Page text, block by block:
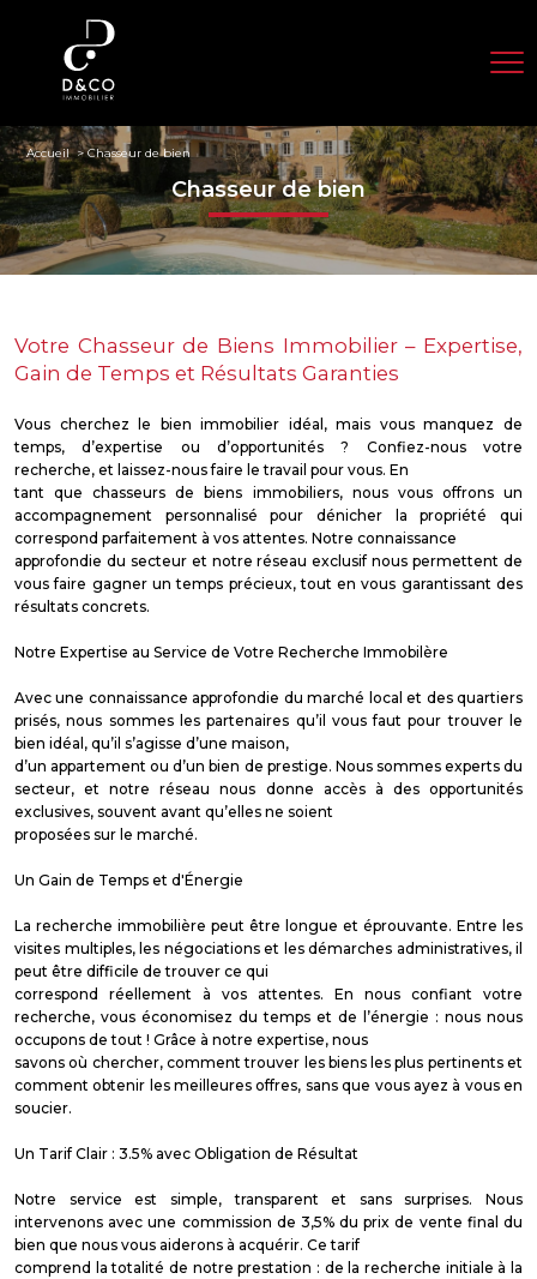
Accueil Chasseur de bien
Chasseur de bien
Votre Chasseur de Biens Immobilier – Expertise,
Gain de Temps et Résultats Garanties
Vous cherchez le bien immobilier idéal, mais vous manquez de
temps, d’expertise ou d’opportunités ? Confiez-nous votre
recherche, et laissez-nous faire le travail pour vous. En
tant que chasseurs de biens immobiliers, nous vous offrons un
accompagnement personnalisé pour dénicher la propriété qui
correspond parfaitement à vos attentes. Notre connaissance
approfondie du secteur et notre réseau exclusif nous permettent de
vous faire gagner un temps précieux, tout en vous garantissant des
résultats concrets.
Notre Expertise au Service de Votre Recherche Immobilère
Avec une connaissance approfondie du marché local et des quartiers
prisés, nous sommes les partenaires qu’il vous faut pour trouver le
bien idéal, qu’il s’agisse d’une maison,
d’un appartement ou d’un bien de prestige. Nous sommes experts du
secteur, et notre réseau nous donne accès à des opportunités
exclusives, souvent avant qu’elles ne soient
proposées sur le marché.
Un Gain de Temps et d'Énergie
La recherche immobilière peut être longue et éprouvante. Entre les
visites multiples, les négociations et les démarches administratives, il
peut être difficile de trouver ce qui
correspond réellement à vos attentes. En nous confiant votre
recherche, vous économisez du temps et de l’énergie : nous nous
occupons de tout ! Grâce à notre expertise, nous
savons où chercher, comment trouver les biens les plus pertinents et
comment obtenir les meilleures offres, sans que vous ayez à vous en
soucier.
Un Tarif Clair : 3.5% avec Obligation de Résultat
Notre service est simple, transparent et sans surprises. Nous
intervenons avec une commission de 3,5% du prix de vente final du
bien que nous vous aiderons à acquérir. Ce tarif
comprend la totalité de notre prestation : de la recherche initiale à la